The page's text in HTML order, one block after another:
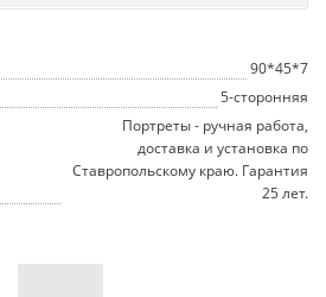
90*45*7
5-сторонняя
Портреты - ручная работа,
доставка и установка по
Ставропольскому краю. Гарантия
25 лет.